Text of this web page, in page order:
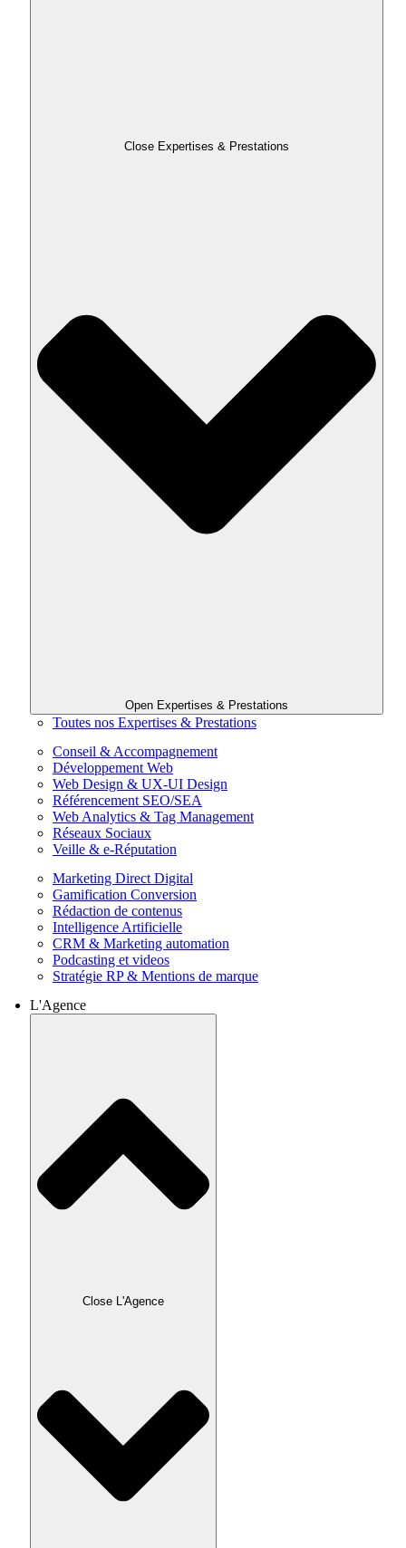
Close Expertises & Prestations
Open Expertises & Prestations
Toutes nos Expertises & Prestations
Conseil & Accompagnement
Développement Web
Web Design & UX-UI Design
Référencement SEO/SEA
Web Analytics & Tag Management
Réseaux Sociaux
Veille & e-Réputation
Marketing Direct Digital
Gamification Conversion
Rédaction de contenus
Intelligence Artificielle
CRM & Marketing automation
Podcasting et videos
Stratégie RP & Mentions de marque
L'Agence
Close L'Agence